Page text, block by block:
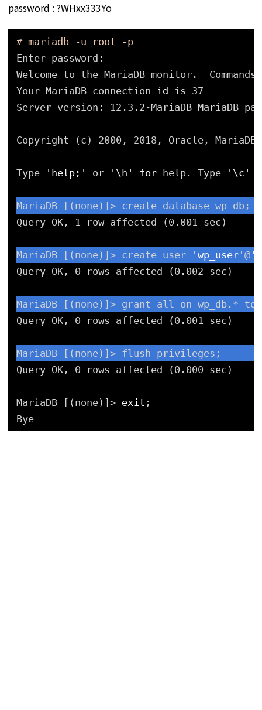
password : ?WHxx333Yo
# mariadb -u root -p
Enter password:
Welcome to the MariaDB monitor.
Your MariaDB connection id
is 37
Server version: 12.3.2-MariaDB MariaDB
Copyright (c) 2000, 2018, Oracle,
Type 'help;' or '\h' for help. Type '\c'
MariaDB [(none)]> create database wp_db;
Query OK, 1 row affected (0.001 sec)
MariaDB [(none)]> create user 'wp_user' @
Query OK, 0 rows affected (0.002 sec)
MariaDB [(none)]> grant all on wp_db.* to
Query OK, 0 rows affected (0.001 sec)
MariaDB [(none)]> flush privileges;
Query OK, 0 rows affected (0.000 sec)
MariaDB [(none)]> exit ;
Bye